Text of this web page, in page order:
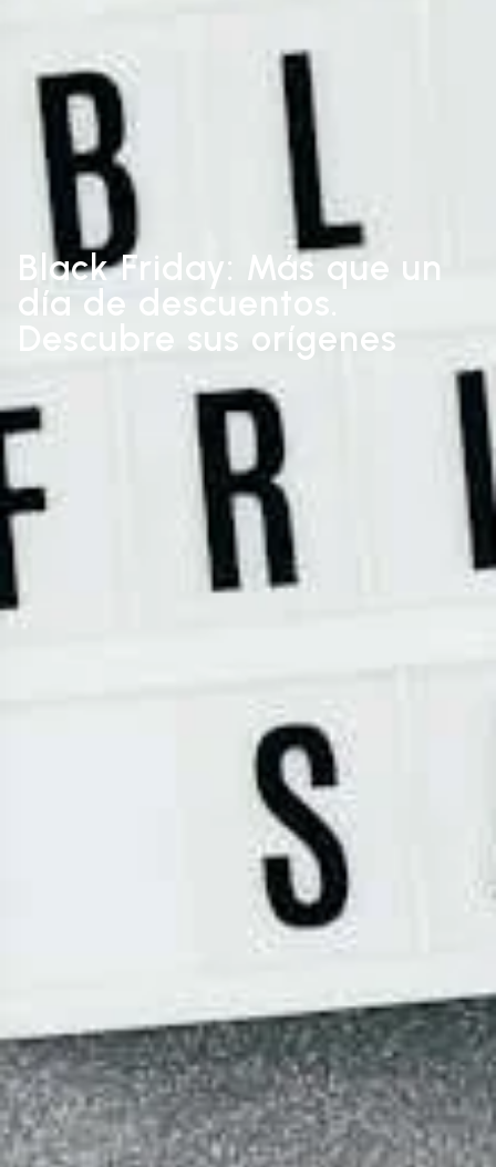
Black Friday: Más que un
día de descuentos.
Descubre sus orígenes